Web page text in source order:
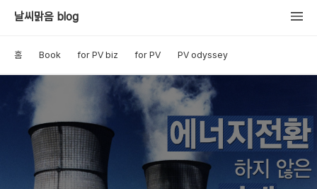
날씨맑음 blog
홈 Book for PV biz for PV PV odyssey